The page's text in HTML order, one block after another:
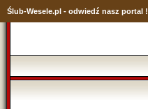
Ślub-Wesele.pl - odwiedź nasz portal !